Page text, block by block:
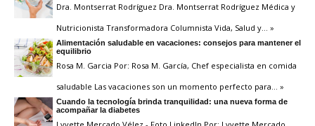
Dra. Montserrat Rodríguez Dra. Montserrat Rodríguez Médica y
Nutricionista Transformadora Columnista Vida, Salud y … »
Alimentación saludable en vacaciones: consejos para mantener el
equilibrio
Rosa M. Garcia Por: Rosa M. García, Chef especialista en comida
saludable Las vacaciones son un momento perfecto para … »
Cuando la tecnología brinda tranquilidad: una nueva forma de
acompañar la diabetes